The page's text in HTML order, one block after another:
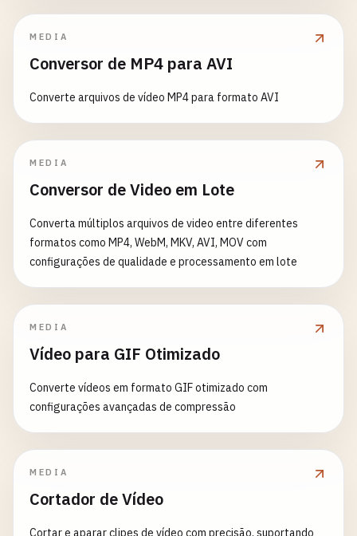
MEDIA
Conversor de MP4 para AVI
Converte arquivos de vídeo MP4 para formato AVI
MEDIA
Conversor de Video em Lote
Converta múltiplos arquivos de video entre diferentes
formatos como MP4, WebM, MKV, AVI, MOV com
configurações de qualidade e processamento em lote
MEDIA
Vídeo para GIF Otimizado
Converte vídeos em formato GIF otimizado com
configurações avançadas de compressão
MEDIA
Cortador de Vídeo
Cortar e aparar clipes de vídeo com precisão, suportando